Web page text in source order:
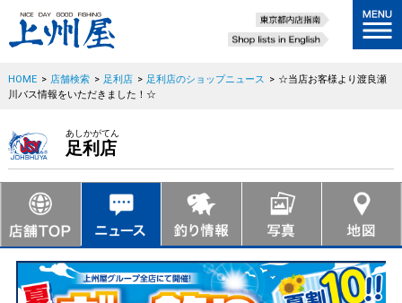
HOME > 店舗検索 > 足利店 > 足利店のショップニュース > ☆当店お客様より渡良瀬
川バス情報をいただきました！☆
あしかがてん
足利店